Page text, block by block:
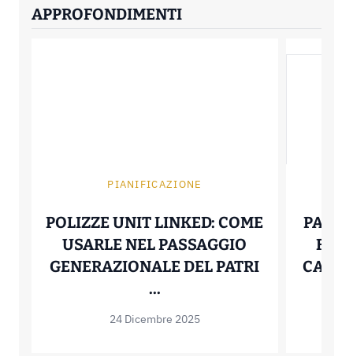
APPROFONDIMENTI
PIANIFICAZIONE
POLIZZE UNIT LINKED: COME
USARLE NEL PASSAGGIO
GENERAZIONALE DEL PATRI
...POLIZZE UNIT LINKED:
24 Dicembre 2025